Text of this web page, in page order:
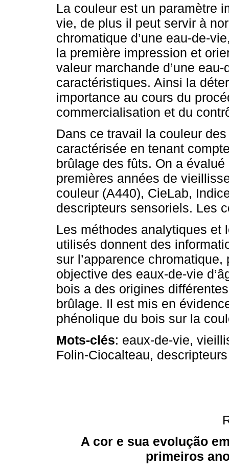
La couleur est un paramètre
vie, de plus il peut servir à
chromatique d’une eau-de-
la première impression et
valeur marchande d’une
caractéristiques. Ainsi la
importance au cours du
commercialisation et du
Dans ce travail la couleur
caractérisée en tenant
brûlage des fûts. On a
premières années de
couleur (A440), CieLab,
descripteurs sensoriels. Les
Les méthodes analytiques et
utilisés donnent des
sur l’apparence
objective des eaux-de-vie
bois a des origines
brûlage. Il est mis en
phénolique du bois sur la
Mots-clés: eaux-de-vie,
Folin-Ciocalteau,
A cor e sua evolução
primeiros